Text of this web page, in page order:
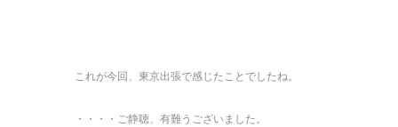
これが今回、東京出張で感じたことでしたね。
・・・・ご静聴、有難うございました。